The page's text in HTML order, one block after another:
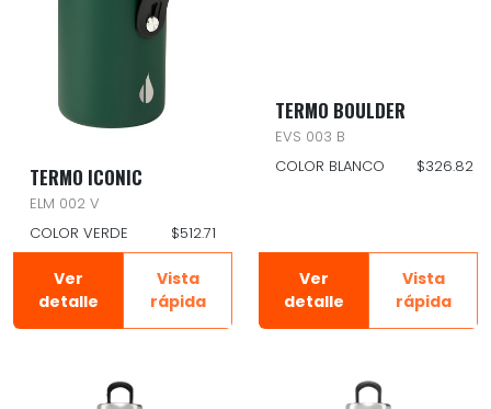
TERMO ICONIC
ELM 002 V
COLOR VERDE
$512.71
Ver
detalle
Vista
rápida
TERMO BOULDER
EVS 003 B
COLOR BLANCO
$326.82
Ver
detalle
Vista
rápida